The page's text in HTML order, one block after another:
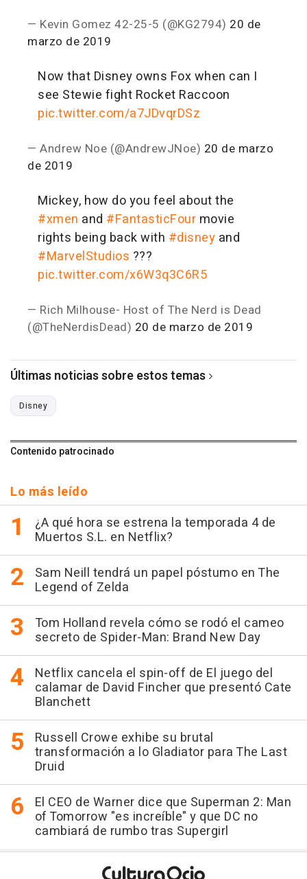
— Kevin Gomez 42-25-5 (@KG2794) 20 de
marzo de 2019
Now that Disney owns Fox when can I
see Stewie fight Rocket Raccoon
pic.twitter.com/a7JDvqrDSz
— Andrew Noe (@AndrewJNoe) 20 de marzo
de 2019
Mickey, how do you feel about the
#xmen and #FantasticFour movie
rights being back with #disney and
#MarvelStudios ???
pic.twitter.com/x6W3q3C6R5
— Rich Milhouse- Host of The Nerd is Dead
(@TheNerdisDead) 20 de marzo de 2019
Últimas noticias sobre estos temas
Disney
Contenido patrocinado
Lo más leído
¿A qué hora se estrena la temporada 4 de
Muertos S.L. en Netflix?
Sam Neill tendrá un papel póstumo en The
Legend of Zelda
Tom Holland revela cómo se rodó el cameo
secreto de Spider-Man: Brand New Day
Netflix cancela el spin-off de El juego del
calamar de David Fincher que presentó Cate
Blanchett
Russell Crowe exhibe su brutal
transformación a lo Gladiator para The Last
Druid
El CEO de Warner dice que Superman 2: Man
of Tomorrow "es increíble" y que DC no
cambiará de rumbo tras Supergirl